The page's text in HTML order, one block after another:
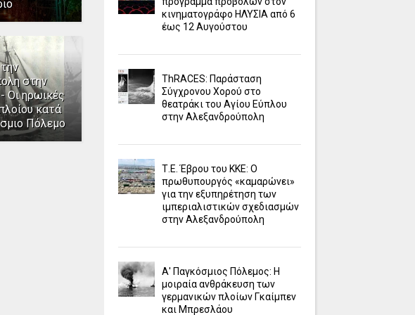
στην
Οι ηρωικές
κατά
Πόλεμο
κινηματογράφο ΗΛΥΣΙΑ από 6
έως 12 Αυγούστου
ΤhRACES: Παράσταση
Σύγχρονου Χορού στο
θεατράκι του Αγίου Εύπλου
στην Αλεξανδρούπολη
Τ.Ε. Έβρου του ΚΚΕ: Ο
πρωθυπουργός «καμαρώνει»
για την εξυπηρέτηση των
ιμπεριαλιστικών σχεδιασμών
στην Αλεξανδρούπολη
Α' Παγκόσμιος Πόλεμος: Η
μοιραία ανθράκευση των
γερμανικών πλοίων Γκαίμπεν
και Μπρεσλάου